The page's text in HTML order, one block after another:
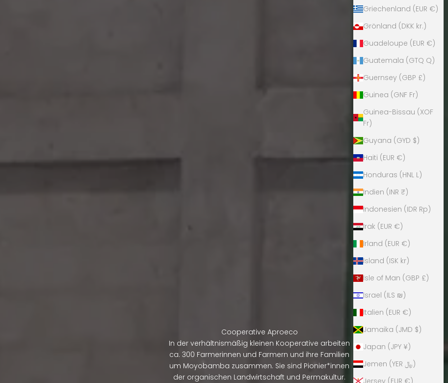
Griechenland (EUR €)
Grönland (DKK kr.)
Guadeloupe (EUR €)
Guatemala (GTQ Q)
Guernsey (GBP £)
Guinea (GNF Fr)
Guinea-Bissau (XOF
Fr)
Guyana (GYD $)
Haiti (EUR €)
Honduras (HNL L)
Indien (INR ₹)
Indonesien (IDR Rp)
Irak (EUR €)
Irland (EUR €)
Island (ISK kr)
Isle of Man (GBP £)
Israel (ILS ₪)
Italien (EUR €)
Jamaika (JMD $)
Japan (JPY ¥)
Jemen (YER ﷼)
Jersey (EUR €)
Cooperative Aproeco
In der verhältnismäßig kleinen Kooperative arbeiten
ca. 300 Farmerinnen und Farmern und ihre Familien
um Moyobamba zusammen. Sie sind Pionier*innen
der organischen Landwirtschaft und Permakultur.